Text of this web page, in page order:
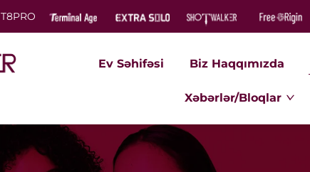
T8PRO
Ev Səhifəsi Biz Haqqımızda
Xəbərlər/Bloqlar